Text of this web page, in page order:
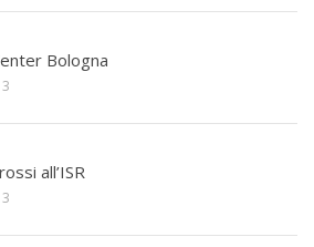
Bologna
all’ISR